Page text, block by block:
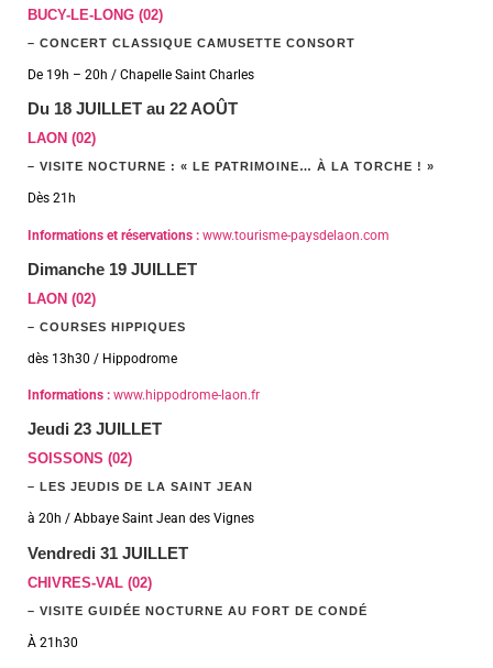
BUCY-LE-LONG (02)
– CONCERT CLASSIQUE CAMUSETTE CONSORT
De 19h – 20h / Chapelle Saint Charles
Du 18 JUILLET au 22 AOÛT
LAON (02)
– VISITE NOCTURNE : « LE PATRIMOINE… À LA TORCHE ! »
Dès 21h
Informations et réservations : www.tourisme-paysdelaon.com
Dimanche 19 JUILLET
LAON (02)
– COURSES HIPPIQUES
dès 13h30 / Hippodrome
Informations : www.hippodrome-laon.fr
Jeudi 23 JUILLET
SOISSONS (02)
– LES JEUDIS DE LA SAINT JEAN
à 20h / Abbaye Saint Jean des Vignes
Vendredi 31 JUILLET
CHIVRES-VAL (02)
– VISITE GUIDÉE NOCTURNE AU FORT DE CONDÉ
À 21h30